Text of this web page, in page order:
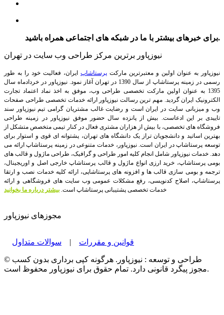
برای خبرهای بیشتر با ما در شبکه های اجتماعی همراه باشید.
نیوزپاور برترین مرکز طراحی وب سایت در تهران
نیوزپاور به عنوان اولین و معتبرترین مارکت پرستاشاپ ایران، فعالیت خود را به طور
رسمی در زمینه پرستاشاپ از سال 1390 در تهران آغاز نمود. نیوزپاور در خردادماه سال
1395 به عنوان اولین مارکت تخصصی طراحی وب، موفق به اخذ نماد اعتماد تجارت
الکترونیک ایران گردید. مهم ترین رسالت نیوزپاور ارائه خدمات تخصصی طراحی صفحات
وب و میزبانی سایت در ایران است و رضایت غالب مشتریان گرامی تیم نیوزپاور سند
تاییدی بر این ادعاست. بیش از پانزده سال حضور موفق نیوزپاور در زمینه طراحی
فروشگاه های تخصصی، با بیش از هزاران مشتری فعال در کنار تیمی متخصص متشکل از
بهترین اساتید و دانشجویان تراز یک دانشگاه های تهران، پشتوانه ای قوی و استوار برای
توسعه پرستاشاپ در ایران است.نیوزپاور، خدمات متنوعی در زمینه پرستاشاپ ارائه می
دهد. خدمات نیوزپاور شامل انجام کلیه امور طراحی و گرافیک، طراحی ماژول و قالب های
بومی پرستاشاپ، خرید ارزی انواع ماژول و قالب پرستاشاپ خارجی اصل و اوریجینال،
ترجمه و بومی سازی قالب ها و افزونه های پرستاشاپی، ارائه کلیه خدمات نصب و ارتقا
پرستاشاپ، اصلاح کدنویسی، رفع مشکلات عمومی وب سایت های فروشگاهی و ارائه
خدمات تخصصی پشتیبانی پرستاشاپ است. بیشتر درباره ما بخوانید
مجوزهای نیوزپاور
قوانین و مقررات | سوالات متداول
© طراحی و توسعه : نیوزپاور. هرگونه کپی برداری بدون کسب
مجوز پیگرد قانونی دارد. تمام حقوق برای نیوزپاور محفوظ است.